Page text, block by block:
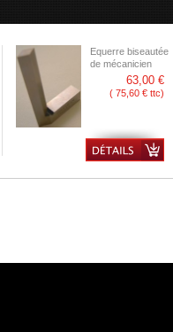
Equerre biseautée
de mécanicien
63,00 €
( 75,60 € ttc)